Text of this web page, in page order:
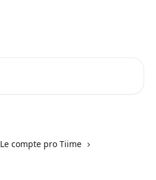
Le compte pro Tiime